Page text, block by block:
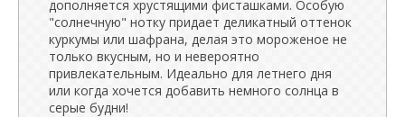
дополняется хрустящими фисташками. Особую
"солнечную" нотку придает деликатный оттенок
куркумы или шафрана, делая это мороженое не
только вкусным, но и невероятно
привлекательным. Идеально для летнего дня
или когда хочется добавить немного солнца в
серые будни!